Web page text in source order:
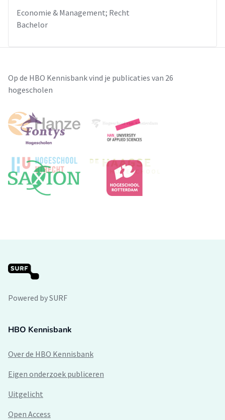
Economie & Management; Recht
Bachelor
Op de HBO Kennisbank vind je publicaties van 26
hogescholen
Powered by SURF
HBO Kennisbank
Over de HBO Kennisbank
Eigen onderzoek publiceren
Uitgelicht
Open Access